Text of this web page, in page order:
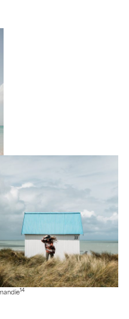
14